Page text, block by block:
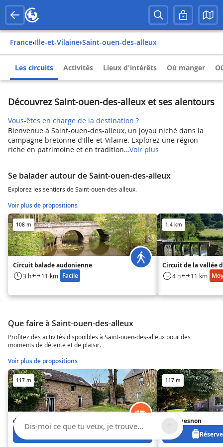
France› Ille-et-Vilaine› Saint-ouen-des-alleux
Les circuits Activités Lieux d'intérêts Où manger
Découvrez Saint-ouen-des-alleux et ses alentours
Vous-êtes en charge de la destination ?
Bienvenue à Saint-ouen-des-alleux, un joyau niché dans la
campagne bretonne d'Ille-et-Vilaine. Explorez une région
riche en patrimoine et en tradition...Voir plus
Se balader autour de Saint-ouen-des-alleux
Explorez les sentiers de Saint-ouen-des-alleux.
Voir plus de propositions
108 m
Circuit balade audonienne
3 h 11 km Facile
1.4 km
Circuit de la vallée
4 h 11 km
Que faire à Saint-ouen-des-alleux
Profitez des activités disponibles à Saint-ouen-des-alleux pour des
moments de détente et de plaisir.
Voir plus de propositions
117 m
des Alleux
117 m
Du Couesnon
Dis-moi ce que tu veux, je trouve...